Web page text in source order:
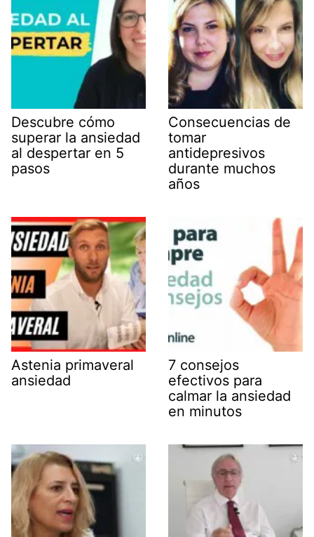
Descubre cómo
superar la ansiedad
al despertar en 5
pasos
Consecuencias de
tomar
antidepresivos
durante muchos
años
Astenia primaveral
ansiedad
7 consejos
efectivos para
calmar la ansiedad
en minutos